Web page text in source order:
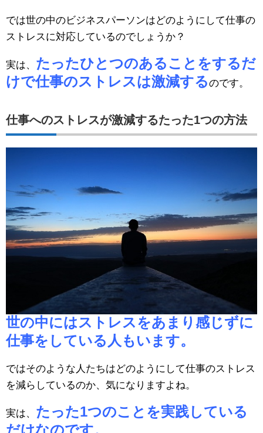
では世の中のビジネスパーソンはどのようにして仕事の
ストレスに対応しているのでしょうか？
実は、 たったひとつのあることをするだ
けで仕事のストレスは激減するのです。
仕事へのストレスが激減するたった1つの方法
世の中にはストレスをあまり感じずに
仕事をしている人もいます。
ではそのような人たちはどのようにして仕事のストレス
を減らしているのか、気になりますよね。
実は、 たった1つのことを実践している